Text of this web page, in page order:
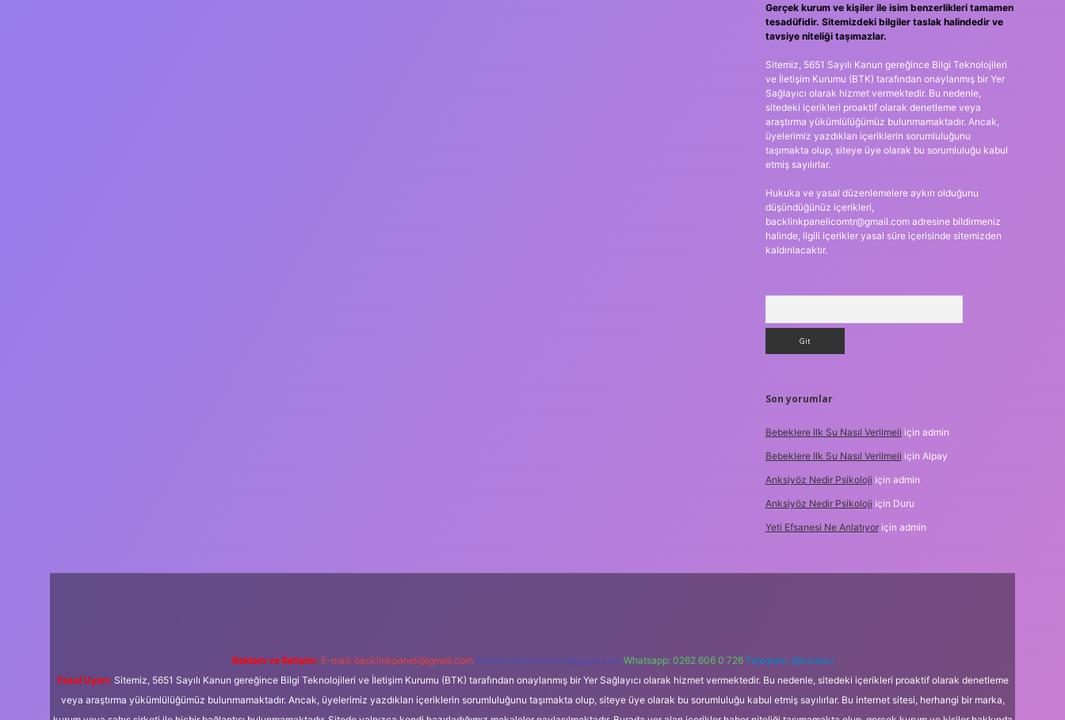
Gerçek kurum ve kişiler ile isim benzerlikleri tamamen
tesadüfidir. Sitemizdeki bilgiler taslak halindedir ve
tavsiye niteliği taşımazlar.
Sitemiz, 5651 Sayılı Kanun gereğince Bilgi Teknolojileri
ve İletişim Kurumu (BTK) tarafından onaylanmış bir Yer
Sağlayıcı olarak hizmet vermektedir. Bu nedenle,
sitedeki içerikleri proaktif olarak denetleme veya
araştırma yükümlülüğümüz bulunmamaktadır. Ancak,
üyelerimiz yazdıkları içeriklerin sorumluluğunu
taşımakta olup, siteye üye olarak bu sorumluluğu kabul
etmiş sayılırlar.
Hukuka ve yasal düzenlemelere aykırı olduğunu
düşündüğünüz içerikleri,
backlinkpanelicomtr@gmail.comadresine bildirmeniz
halinde, ilgili içerikler yasal süre içerisinde sitemizden
kaldırılacaktır.
Son yorumlar
Bebeklere Ilk Su Nasıl Verilmeli için admin
Bebeklere Ilk Su Nasıl Verilmeli için Alpay
Anksiyöz Nedir Psikoloji için admin
Anksiyöz Nedir Psikoloji için Duru
Yeti Efsanesi Ne Anlatıyoriçin admin
Reklam ve İletişim: E-mail: backlinkpaneli@gmail.com Teams: forumhizmeti@gmail.com Whatsapp: 0262 606 0 726 Telegram: @karabul
Yasal Uyarı: Sitemiz, 5651 Sayılı Kanun gereğince Bilgi Teknolojileri ve İletişim Kurumu (BTK) tarafından onaylanmış bir Yer Sağlayıcı olarak hizmet vermektedir. Bu nedenle, sitedeki içerikleri proaktif olarak denetleme
veya araştırma yükümlülüğümüz bulunmamaktadır. Ancak, üyelerimiz yazdıkları içeriklerin sorumluluğunu taşımakta olup, siteye üye olarak bu sorumluluğu kabul etmiş sayılırlar. Bu internet sitesi, herhangi bir marka,